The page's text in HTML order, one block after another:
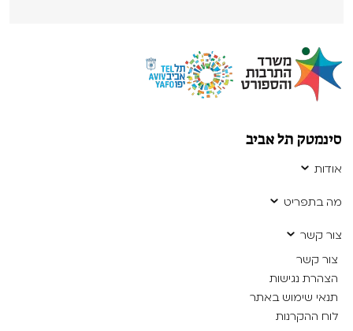
סינמטק תל אביב
אודות
מה בתפריט
צור קשר
צור קשר
הצהרת נגישות
תנאי שימוש באתר
לוח ההקרנות